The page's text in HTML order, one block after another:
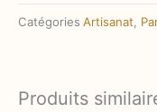
Catégories Artisanat
Produits